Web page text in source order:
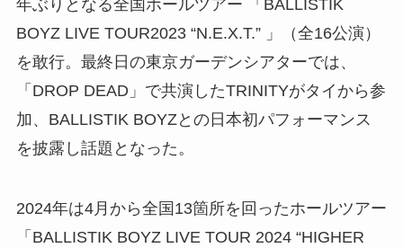
年ぶりとなる全国ホールツアー 「BALLISTIK
BOYZ LIVE TOUR2023 “N.E.X.T.” 」（全16公演）
を敢行。最終日の東京ガーデンシアターでは、
「DROP DEAD」で共演したTRINITYがタイから参
加、BALLISTIK BOYZとの日本初パフォーマンス
を披露し話題となった。
2024年は4月から全国13箇所を回ったホールツアー
「BALLISTIK BOYZ LIVE TOUR 2024 “HIGHER